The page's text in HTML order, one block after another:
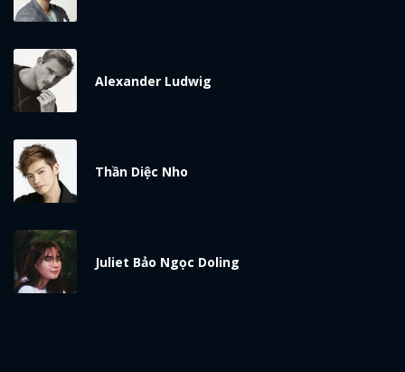
Alexander Ludwig
Thần Diệc Nho
Juliet Bảo Ngọc Doling